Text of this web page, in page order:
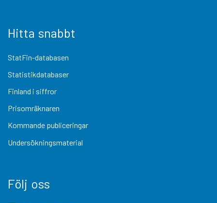
Hitta snabbt
StatFin-databasen
Statistikdatabaser
Finland i siffror
Prisomräknaren
Kommande publiceringar
Undersökningsmaterial
Följ oss